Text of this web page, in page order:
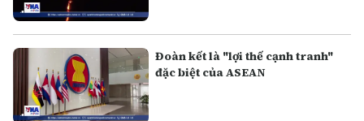
Đoàn kết là "lợi thế cạnh tranh"
đặc biệt của ASEAN